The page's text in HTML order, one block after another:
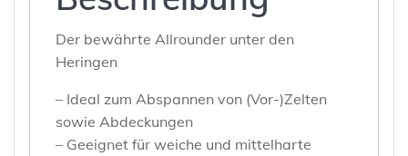
Der bewährte Allrounder unter den
Heringen
– Ideal zum Abspannen von (Vor-)Zelten
sowie Abdeckungen
– Geeignet für weiche und mittelharte